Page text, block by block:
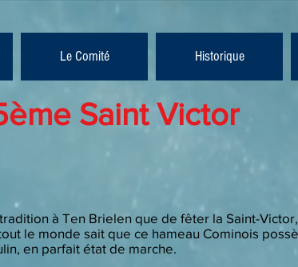
Le Comité Historique
Saint Victor
à Ten Brielen que de fêter la Saint-
le monde sait que ce hameau Cominois
en parfait état de marche.